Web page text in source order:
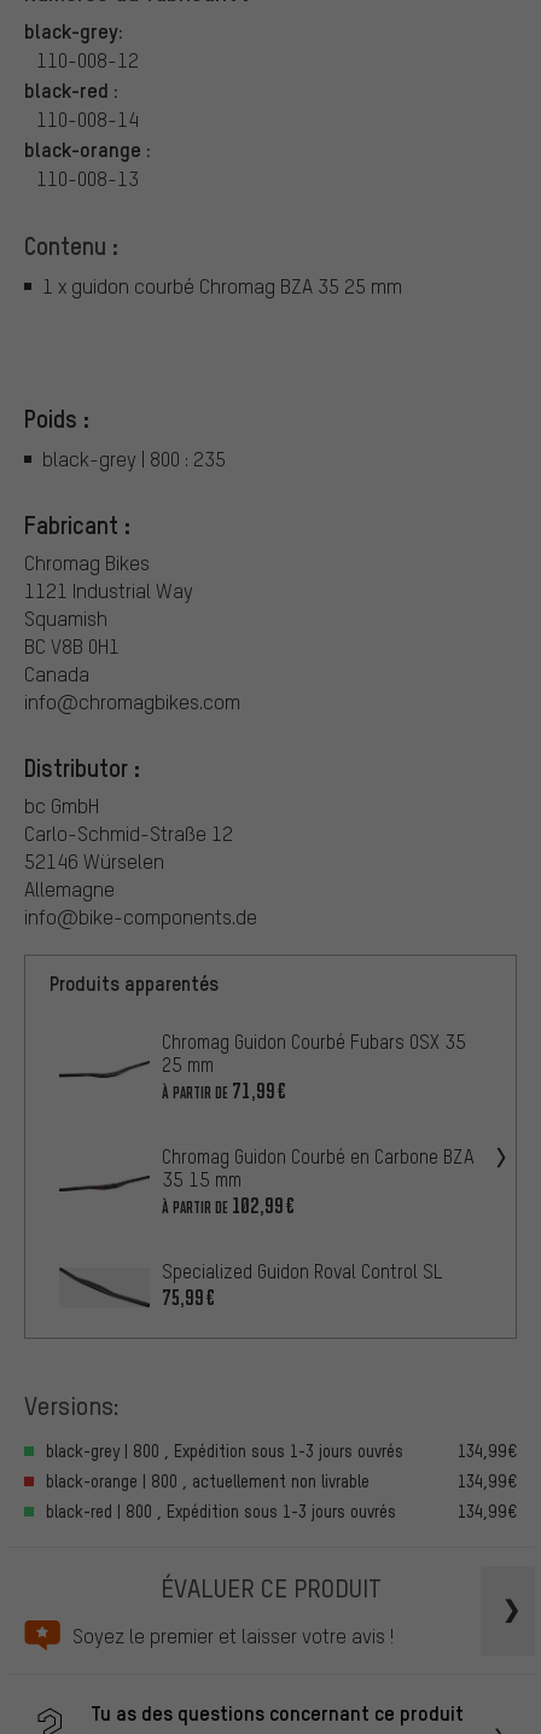
black-grey:
110-008-12
black-red :
110-008-14
black-orange :
110-008-13
Contenu :
1 x guidon courbé Chromag BZA 35 25 mm
Poids :
black-grey | 800 : 235
Fabricant :
Chromag Bikes
1121 Industrial Way
Squamish
BC V8B 0H1
Canada
info@chromagbikes.com
Distributor :
bc GmbH
Carlo-Schmid-Straße 12
52146 Würselen
Allemagne
info@bike-components.de
Produits apparentés
Chromag Guidon Courbé Fubars OSX 35
25 mm
À PARTIR DE 71,99€
Chromag Guidon Courbé en Carbone BZA
35 15 mm
À PARTIR DE 102,99€
Specialized Guidon Roval Control SL
75,99€
Versions:
black-grey | 800 , Expédition sous 1-3 jours ouvrés
134,99€
black-orange | 800 , actuellement non livrable
134,99€
black-red | 800 , Expédition sous 1-3 jours ouvrés
134,99€
ÉVALUER CE PRODUIT
Soyez le premier et laisser votre avis !
Tu as des questions concernant ce produit